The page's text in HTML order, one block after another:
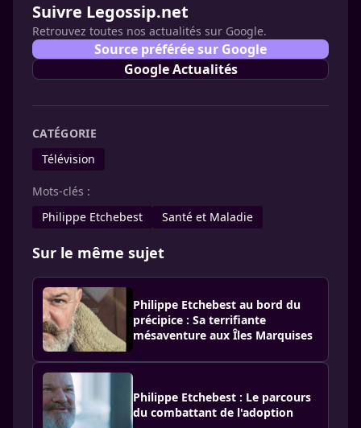
Suivre Legossip.net
Retrouvez toutes nos actualités sur Google.
Source préférée sur Google
Google Actualités
CATÉGORIE
Télévision
Mots-clés :
Philippe Etchebest
Santé et Maladie
Sur le même sujet
Philippe Etchebest au bord du
précipice : Sa terrifiante
mésaventure aux Îles Marquises
Philippe Etchebest : Le parcours
du combattant de l'adoption